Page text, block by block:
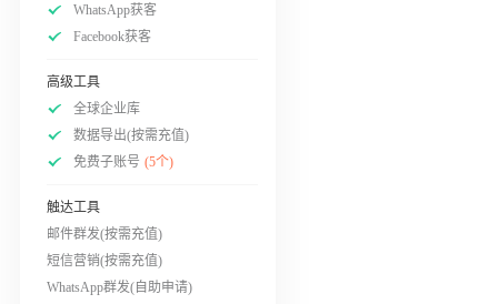
WhatsApp获客
Facebook获客
高级工具
全球企业库
数据导出(按需充值)
免费子账号 (5个)
触达工具
邮件群发(按需充值)
短信营销(按需充值)
WhatsApp群发(自助申请)